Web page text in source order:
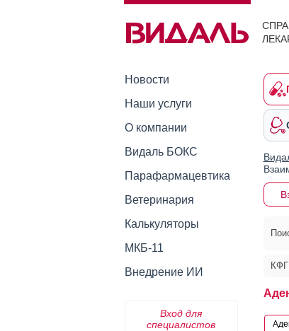
Новости
Наши услуги
О компании
Видаль БОКС
Парафармацевтика
Ветеринария
Калькуляторы
МКБ-11
Внедрение ИИ
Вход для
специалистов
КФГ